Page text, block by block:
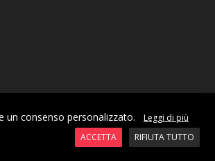
un consenso personalizzato.
Leggi di più
RIFIUTA TUTTO
ACCETTA